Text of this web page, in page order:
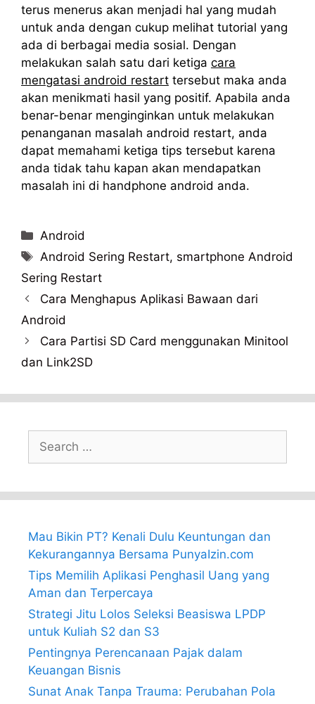
terus menerus akan menjadi hal yang mudah
untuk anda dengan cukup melihat tutorial yang
ada di berbagai media sosial. Dengan
melakukan salah satu dari ketiga cara
mengatasi android restart tersebut maka anda
akan menikmati hasil yang positif. Apabila anda
benar-benar menginginkan untuk melakukan
penanganan masalah android restart, anda
dapat memahami ketiga tips tersebut karena
anda tidak tahu kapan akan mendapatkan
masalah ini di handphone android anda.
Categories
Android
Tags
Android Sering Restart, smartphone Android
Sering Restart
Cara Menghapus Aplikasi Bawaan dari
Android
Cara Partisi SD Card menggunakan Minitool
dan Link2SD
for:
Mau Bikin PT? Kenali Dulu Keuntungan dan
Kekurangannya Bersama PunyaIzin.com
Tips Memilih Aplikasi Penghasil Uang yang
Aman dan Terpercaya
Strategi Jitu Lolos Seleksi Beasiswa LPDP
untuk Kuliah S2 dan S3
Pentingnya Perencanaan Pajak dalam
Keuangan Bisnis
Sunat Anak Tanpa Trauma: Perubahan Pola